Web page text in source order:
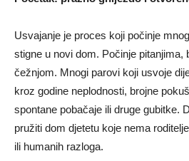
Usvajanje je proces koji počinje
stigne u novi dom. Počinje pitanjima,
čežnjom. Mnogi parovi koji usvoje
kroz godine neplodnosti, brojne
spontane pobačaje ili druge gubitke.
pružiti dom djetetu koje nema
ili humanih razloga.